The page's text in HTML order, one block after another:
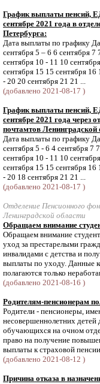
График выплаты пенсий,
сентябре 2021 года в
Петербурга:
Дата выплаты по графику
сентября 5 – 6 6 сентября 7
сентября 10 - 11 10
сентября 15 15 сентября 16
- 20 20 сентября 21 21 ...
(добавлено 2021-08-17 )
График выплаты пенсий,
сентябре 2021 года через
почтамтов Ленинградской
Дата выплаты по графику
сентября 5 - 6 4 сентября 7
сентября 10 - 11 10
сентября 15 15 сентября 16
- 20 18 сентября 21 21 ...
(добавлено 2021-08-17 )
Отделение Пенсионного
Ленинградской области
Обращаем внимание
Обращаем внимание
уход за престарелыми
инвалидами с детства и
выплаты по уходу. Данные
полагаются только
(добавлено 2021-08-16 )
Родителям-пенсионерам
Родители - пенсионеры,
несовершеннолетних детей
обучающихся на очном
право на получение
выплаты к страховой
(добавлено 2021-08-12 )
Причина отказа в